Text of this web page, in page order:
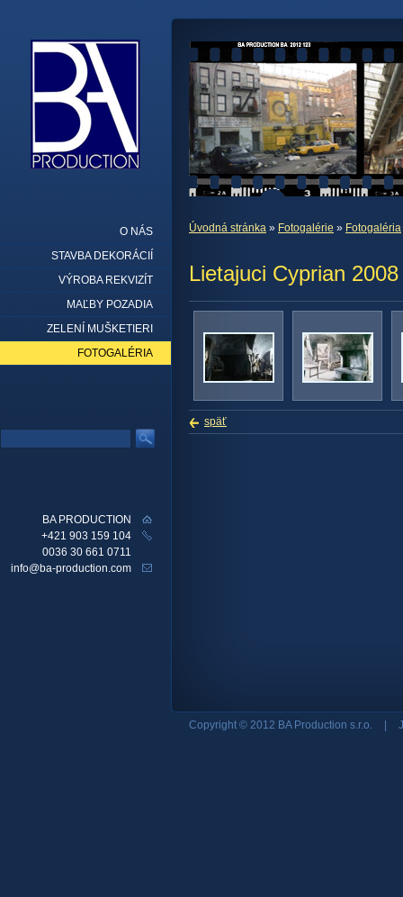
Úvodná stránka » Fotogalérie » Fotogaléria
Lietajuci Cyprian 2008
späť
O NÁS
STAVBA DEKORÁCIÍ
VÝROBA REKVIZÍT
MAĽBY POZADIA
ZELENÍ MUŠKETIERI
FOTOGALÉRIA
BA PRODUCTION
+421 903 159 104
0036 30 661 0711
info@ba-production.com
Copyright © 2012 BA Production s.r.o.